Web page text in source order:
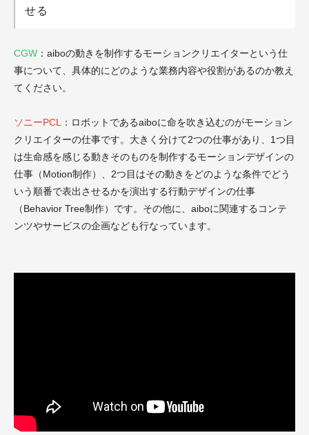
せる
CGW ：aiboの動きを制作するモーションクリエイターという仕
事について、具体的にどのような業務内容や役割があるのか教え
てください。
ソニーPCL
：ロボットであるaiboに命を吹き込むのがモーション
クリエイターの仕事です。大きく分けて2つの仕事があり、1つ目
は生命感を感じる動きそのものを制作するモーションデザインの
仕事（Motion制作）、2つ目はその動きをどのような条件でどう
いう順番で表出させるかを演出する行動デザインの仕事
（Behavior Tree制作）です。その他に、aiboに関連するコンテ
ンツやサービスの企画なども行なっています。